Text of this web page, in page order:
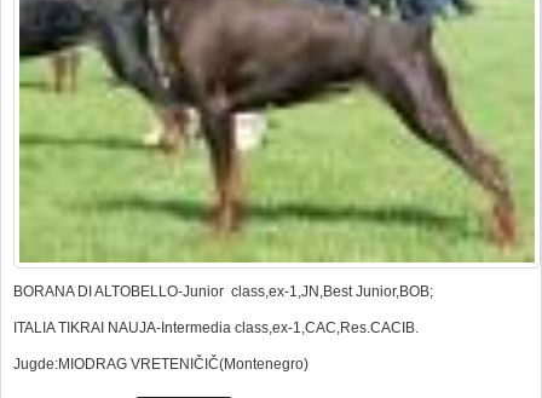
BORANA DI ALTOBELLO-Junior class,ex-1,JN,Best Junior,BOB;
ITALIA TIKRAI NAUJA-Intermedia class,ex-1,CAC,Res.CACIB.
Jugde:MIODRAG VRETENIČIČ(Montenegro)